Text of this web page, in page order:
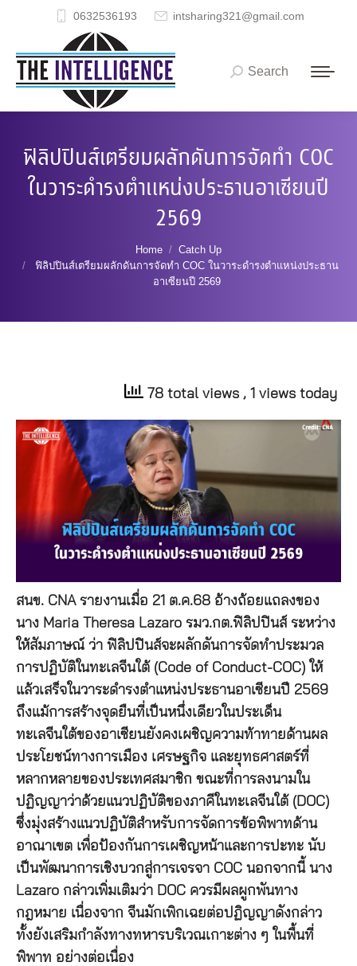
0632536193 intsharing321@gmail.com
Search:
Search
ฟิลิปปินส์เตรียมผลักดันการจัดทำ COC
ในวาระดำรงตำแหน่งประธานอาเซียนปี
2569
Home
Catch Up
ฟิลิปปินส์เตรียมผลักดันการจัดทำ COC ในวาระดำรงตำแหน่งประธาน
อาเซียนปี 2569
78 total views , 1 views today
สนข. CNA รายงานเมื่อ 21 ต.ค.68 อ้างถ้อยแถลงของ
นาง Maria Theresa Lazaro รมว.กต.ฟิลิปปินส์ ระหว่าง
ให้สัมภาษณ์ ว่า ฟิลิปปินส์จะผลักดันการจัดทำประมวล
การปฏิบัติในทะเลจีนใต้ (Code of Conduct-COC) ให้
แล้วเสร็จในวาระดำรงตำแหน่งประธานอาเซียนปี 2569
ถึงแม้การสร้างจุดยืนที่เป็นหนึ่งเดียวในประเด็น
ทะเลจีนใต้ของอาเซียนยังคงเผชิญความท้าทายด้านผล
ประโยชน์ทางการเมือง เศรษฐกิจ และยุทธศาสตร์ที่
หลากหลายของประเทศสมาชิก ขณะที่การลงนามใน
ปฏิญญาว่าด้วยแนวปฏิบัติของภาคีในทะเลจีนใต้ (DOC)
ซึ่งมุ่งสร้างแนวปฏิบัติสำหรับการจัดการข้อพิพาทด้าน
อาณาเขต เพื่อป้องกันการเผชิญหน้าและการปะทะ นับ
เป็นพัฒนาการเชิงบวกสู่การเจรจา COC นอกจากนี้ นาง
Lazaro กล่าวเพิ่มเติมว่า DOC ควรมีผลผูกพันทาง
กฎหมาย เนื่องจาก จีนมักเพิกเฉยต่อปฏิญญาดังกล่าว
ทั้งยังเสริมกำลังทางทหารบริเวณเกาะต่าง ๆ ในพื้นที่
พิพาท อย่างต่อเนื่อง